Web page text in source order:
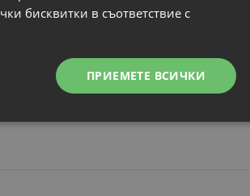
бисквитки в съответствие с
ПРИЕМЕТЕ ВСИЧКИ